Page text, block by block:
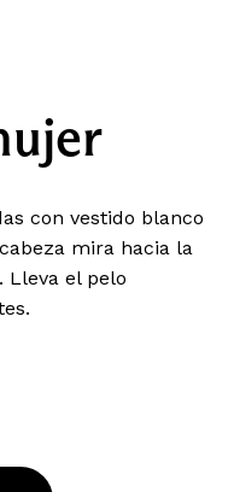
con vestido blanco
mira hacia la
Lleva el pelo